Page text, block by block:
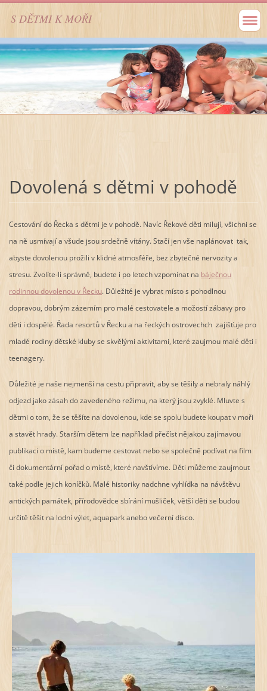
S DĚTMI K MOŘI
Dovolená s dětmi v pohodě
Cestování do Řecka s dětmi je v pohodě. Navíc Řekové děti milují, všichni se
na ně usmívají a všude jsou srdečně vítány. Stačí jen vše naplánovat tak,
abyste dovolenou prožili v klidné atmosféře, bez zbytečné nervozity a
stresu. Zvolíte-li správně, budete i po letech vzpomínat na báječnou
rodinnou dovolenou v Řecku. Důležité je vybrat místo s pohodlnou
dopravou, dobrým zázemím pro malé cestovatele a možostí zábavy pro
děti i dospělé. Řada resortů v Řecku a na řeckých ostrovechch zajišťuje pro
mladé rodiny dětské kluby se skvělými aktivitami, které zaujmou malé děti i
teenagery.
Důležité je naše nejmenší na cestu připravit, aby se těšily a nebraly náhlý
odjezd jako zásah do zavedeného režimu, na který jsou zvyklé. Mluvte s
dětmi o tom, že se těšíte na dovolenou, kde se spolu budete koupat v moři
a stavět hrady. Starším dětem lze například přečíst nějakou zajímavou
publikaci o místě, kam budeme cestovat nebo se společně podívat na film
či dokumentární pořad o místě, které navštívíme. Děti můžeme zaujmout
také podle jejich koníčků. Malé historiky nadchne vyhlídka na návštěvu
antických památek, přírodovědce sbírání mušliček, větší děti se budou
určitě těšit na lodní výlet, aquapark anebo večerní disco.